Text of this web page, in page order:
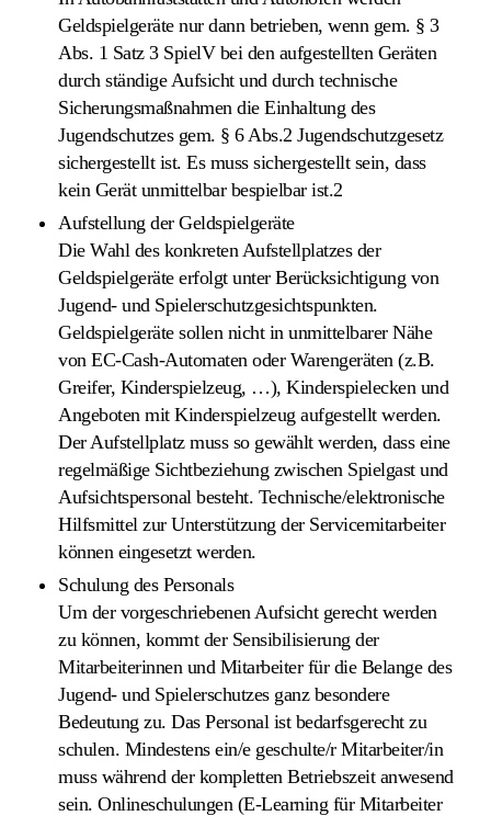
Geldspielgeräte nur dann betrieben, wenn gem. § 3
Abs. 1 Satz 3 SpielV bei den aufgestellten Geräten
durch ständige Aufsicht und durch technische
Sicherungsmaßnahmen die Einhaltung des
Jugendschutzes gem. § 6 Abs.2 Jugendschutzgesetz
sichergestellt ist. Es muss sichergestellt sein, dass
kein Gerät unmittelbar bespielbar ist.2
Aufstellung der Geldspielgeräte
Die Wahl des konkreten Aufstellplatzes der
Geldspielgeräte erfolgt unter Berücksichtigung von
Jugend- und Spielerschutzgesichtspunkten.
Geldspielgeräte sollen nicht in unmittelbarer Nähe
von EC-Cash-Automaten oder Warengeräten (z.B.
Greifer, Kinderspielzeug, …), Kinderspielecken und
Angeboten mit Kinderspielzeug aufgestellt werden.
Der Aufstellplatz muss so gewählt werden, dass eine
regelmäßige Sichtbeziehung zwischen Spielgast und
Aufsichtspersonal besteht. Technische/elektronische
Hilfsmittel zur Unterstützung der Servicemitarbeiter
können eingesetzt werden.
Schulung des Personals
Um der vorgeschriebenen Aufsicht gerecht werden
zu können, kommt der Sensibilisierung der
Mitarbeiterinnen und Mitarbeiter für die Belange des
Jugend- und Spielerschutzes ganz besondere
Bedeutung zu. Das Personal ist bedarfsgerecht zu
schulen. Mindestens ein/e geschulte/r Mitarbeiter/in
muss während der kompletten Betriebszeit anwesend
sein. Onlineschulungen (E-Learning für Mitarbeiter